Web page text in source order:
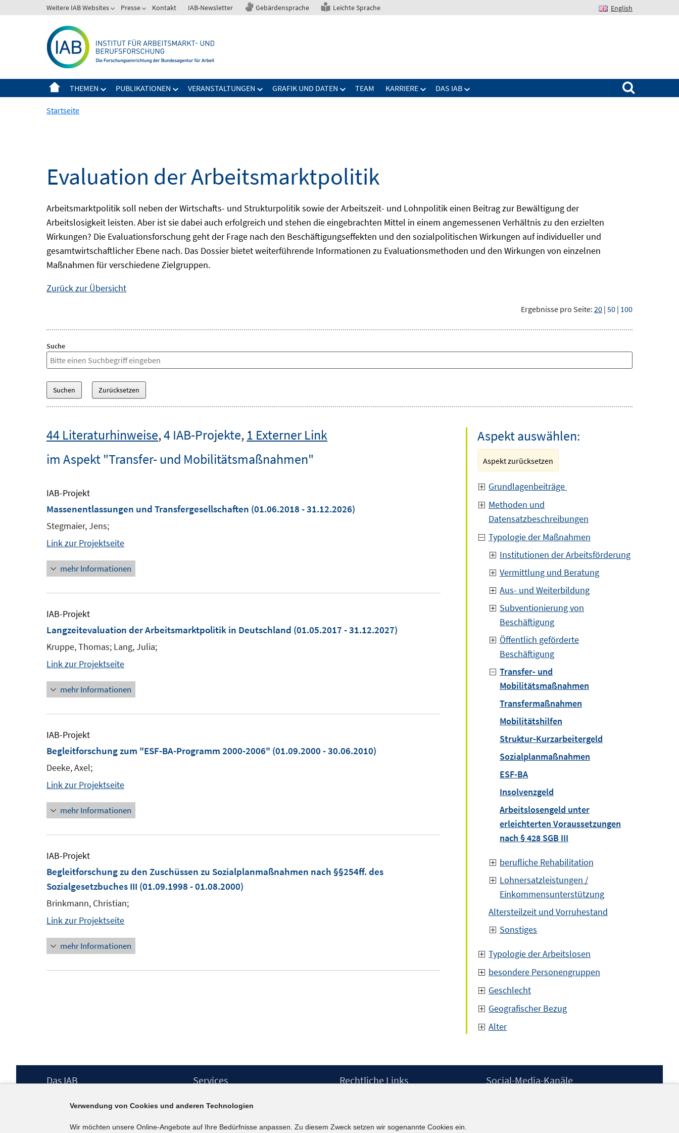
zum
Weitere IAB Websites Presse Kontakt IAB-Newsletter Gebärdensprache Leichte Sprache English
THEMEN PUBLIKATIONEN VERANSTALTUNGEN GRAFIK UND DATEN TEAM KARRIERE DAS IAB
Suchen nach:
Startseite
Evaluation der Arbeitsmarktpolitik
Arbeitsmarktpolitik soll neben der Wirtschafts- und Strukturpolitik sowie der Arbeitszeit- und Lohnpolitik einen Beitrag zur Bewältigung der
Arbeitslosigkeit leisten. Aber ist sie dabei auch erfolgreich und stehen die eingebrachten Mittel in einem angemessenen Verhältnis zu den erzielten
Wirkungen? Die Evaluationsforschung geht der Frage nach den Beschäftigungseffekten und den sozialpolitischen Wirkungen auf individueller und
gesamtwirtschaftlicher Ebene nach. Das Dossier bietet weiterführende Informationen zu Evaluationsmethoden und den Wirkungen von einzelnen
Maßnahmen für verschiedene Zielgruppen.
Zurück zur Übersicht
Ergebnisse pro Seite: 20 | 50 | 100
Suche
44 Literaturhinweise,4 IAB-Projekte, 1 Externer Link
im Aspekt "Transfer- und Mobilitätsmaßnahmen"
IAB-Projekt
Massenentlassungen und Transfergesellschaften (01.06.2018 - 31.12.2026)
Stegmaier, Jens;
Link zur Projektseite
mehr Informationen
IAB-Projekt
Langzeitevaluation der Arbeitsmarktpolitik in Deutschland (01.05.2017 - 31.12.2027)
Kruppe, Thomas; Lang, Julia;
Link zur Projektseite
mehr Informationen
IAB-Projekt
Begleitforschung zum "ESF-BA-Programm 2000-2006" (01.09.2000 - 30.06.2010)
Deeke, Axel;
Link zur Projektseite
mehr Informationen
IAB-Projekt
Begleitforschung zu den Zuschüssen zu Sozialplanmaßnahmen nach §§254ff. des
Sozialgesetzbuches III (01.09.1998 - 01.08.2000)
Brinkmann, Christian;
Link zur Projektseite
mehr Informationen
Aspekt auswählen:
Aspekt zurücksetzen
Grundlagenbeiträge
Methoden und
Datensatzbeschreibungen
Typologie der Maßnahmen
Institutionen der Arbeitsförderung
Vermittlung und Beratung
Aus- und Weiterbildung
Subventionierung von
Beschäftigung
Öffentlich geförderte
Beschäftigung
Transfer- und
Mobilitätsmaßnahmen
Transfermaßnahmen
Mobilitätshilfen
Struktur-Kurzarbeitergeld
Sozialplanmaßnahmen
ESF-BA
Insolvenzgeld
Arbeitslosengeld unter
erleichterten Voraussetzungen
nach § 428 SGB III
berufliche Rehabilitation
Lohnersatzleistungen /
Einkommensunterstützung
Altersteilzeit und Vorruhestand
Sonstiges
Typologie der Arbeitslosen
besondere Personengruppen
Geschlecht
Geografischer Bezug
Alter
Footer
Das IAB
Berufsforschung (IAB) – unser Leitbild
Institutsleitung
Services
IAB-Newsletter
Kontakt
Rechtliche Links
Erklärung zur Barrierefreiheit
Social-Media-Kanäle
Verwendung von Cookies und anderen Technologien
Wir möchten unsere Online-Angebote auf Ihre Bedürfnisse anpassen. Zu diesem Zweck setzen wir sogenannte Cookies ein.